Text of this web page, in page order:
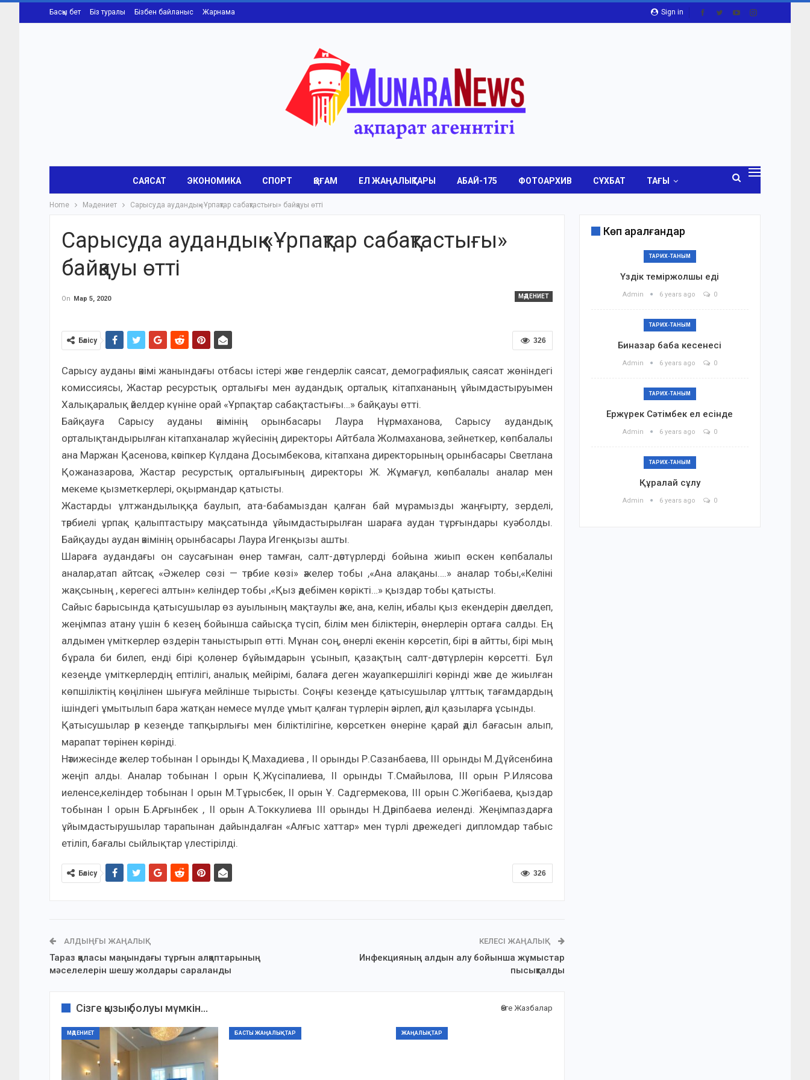
Sign in
Басқы бет Біз туралы Бізбен байланыс Жарнама
САЯСАТ ЭКОНОМИКА СПОРТ ҚОҒАМ ЕЛ ЖАҢАЛЫҚТАРЫ АБАЙ-175 ФОТОАРХИВ СҰХБАТ ТАҒЫ
Home Мәдениет Сарысуда аудандық «Ұрпақтар сабақтастығы» байқауы өтті
Сарысуда аудандық «Ұрпақтар сабақтастығы»
байқауы өтті
МӘДЕНИЕТ
On Мар 5, 2020
326
Бөлісу
Сарысу ауданы әкімі жанындағы отбасы істері және гендерлік саясат, демографиялық саясат жөніндегі
комиссиясы, Жастар ресурстық орталығы мен аудандық орталық кітапхананың ұйымдастыруымен
Халықаралық әйелдер күніне орай «Ұрпақтар сабақтастығы…» байқауы өтті.
Байқауға Сарысу ауданы әкімінің орынбасары Лаура Нұрмаханова, Сарысу аудандық
орталықтандырылған кітапханалар жүйесінің директоры Айтбала Жолмаханова, зейнеткер, көпбалалы
ана Маржан Қасенова, кәсіпкер Күлдана Досымбекова, кітапхана директорының орынбасары Светлана
Қожаназарова, Жастар ресурстық орталығының директоры Ж. Жұмағұл, көпбалалы аналар мен
мекеме қызметкерлері, оқырмандар қатысты.
Жастарды ұлтжандылыққа баулып, ата-бабамыздан қалған бай мұрамызды жаңғырту, зерделі,
тәрбиелі ұрпақ қалыптастыру мақсатында ұйымдастырылған шараға аудан тұрғындары куә болды.
Байқауды аудан әкімінің орынбасары Лаура Игенқызы ашты.
Шараға аудандағы он саусағынан өнер тамған, салт-дәстүрлерді бойына жиып өскен көпбалалы
аналар,атап айтсақ «Әжелер сөзі — тәрбие көзі» әжелер тобы ,«Ана алақаны….» аналар тобы,«Келіні
жақсының , керегесі алтын» келіндер тобы ,«Қыз әдебімен көрікті…» қыздар тобы қатысты.
Сайыс барысында қатысушылар өз ауылының мақтаулы әже, ана, келін, ибалы қыз екендерін дәлелдеп,
жеңімпаз атану үшін 6 кезең бойынша сайысқа түсіп, білім мен біліктерін, өнерлерін ортаға салды. Ең
алдымен үміткерлер өздерін таныстырып өтті. Мұнан соң, өнерлі екенін көрсетіп, бірі ән айтты, бірі мың
бұрала би билеп, енді бірі қолөнер бұйымдарын ұсынып, қазақтың салт-дәстүрлерін көрсетті. Бұл
кезеңде үміткерлердің ептілігі, аналық мейірімі, балаға деген жауапкершілігі көрінді және де жиылған
көпшіліктің көңілінен шығуға мейлінше тырысты. Соңғы кезеңде қатысушылар ұлттық тағамдардың
ішіндегі ұмытылып бара жатқан немесе мүлде ұмыт қалған түрлерін әзірлеп, әділ қазыларға ұсынды.
Қатысушылар әр кезеңде тапқырлығы мен біліктілігіне, көрсеткен өнеріне қарай әділ бағасын алып,
марапат төрінен көрінді.
Нәтижесінде әжелер тобынан І орынды Қ.Махадиева , ІІ орынды Р.Сазанбаева, ІІІ орынды М.Дүйсенбина
жеңіп алды. Аналар тобынан І орын Қ.Жүсіпалиева, ІІ орынды Т.Смайылова, ІІІ орын Р.Илясова
иеленсе,келіндер тобынан І орын М.Тұрысбек, ІІ орын Ұ. Садгермекова, ІІІ орын С.Жөгібаева, қыздар
тобынан І орын Б.Арғынбек , ІІ орын А.Токкулиева ІІІ орынды Н.Дәріпбаева иеленді. Жеңімпаздарға
ұйымдастырушылар тарапынан дайындалған «Алғыс хаттар» мен түрлі дәрежедегі дипломдар табыс
етіліп, бағалы сыйлықтар үлестірілді.
326
Бөлісу
АЛДЫҢҒЫ ЖАҢАЛЫҚ
Тараз қаласы маңындағы тұрғын алқаптарының
мәселелерін шешу жолдары сараланды
КЕЛЕСІ ЖАҢАЛЫҚ
Инфекцияның алдын алу бойынша жұмыстар
пысықталды
Сізге қызық болуы мүмкін... Өзге Жазбалар
МӘДЕНИЕТ БАСТЫ ЖАҢАЛЫҚТАР ЖАҢАЛЫҚТАР
Көп қаралғандар
ТАРИХ-ТАНЫМ
Үздік теміржолшы еді
Admin 6 years ago 0
ТАРИХ-ТАНЫМ
Биназар баба кесенесі
Admin 6 years ago 0
ТАРИХ-ТАНЫМ
Ержүрек Сәтімбек ел есінде
Admin 6 years ago 0
ТАРИХ-ТАНЫМ
Құралай сұлу
Admin 6 years ago 0